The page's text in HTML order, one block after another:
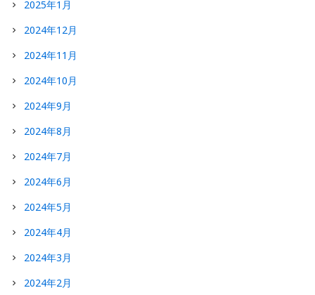
2025年1月
2024年12月
2024年11月
2024年10月
2024年9月
2024年8月
2024年7月
2024年6月
2024年5月
2024年4月
2024年3月
2024年2月